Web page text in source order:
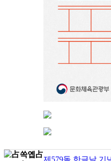
제579돌 한글날 기